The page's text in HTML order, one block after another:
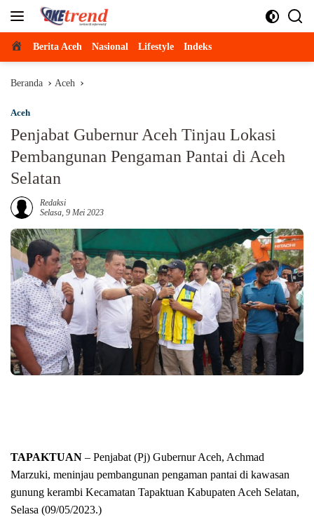
Beranda
Berita Aceh Nasional Lifestyle Indeks
Beranda Aceh
Aceh
Penjabat Gubernur Aceh Tinjau Lokasi
Pembangunan Pengaman Pantai di Aceh
Selatan
Redaksi
Selasa, 9 Mei 2023
TAPAKTUAN – Penjabat (Pj) Gubernur Aceh, Achmad
Marzuki, meninjau pembangunan pengaman pantai di kawasan
gunung kerambi Kecamatan Tapaktuan Kabupaten Aceh Selatan,
Selasa (09/05/2023.)